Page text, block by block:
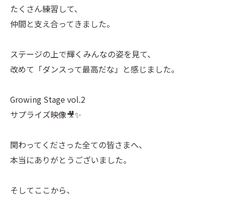
たくさん練習して、
仲間と支え合ってきました。
ステージの上で輝くみんなの姿を見て、
改めて「ダンスって最高だな」と感じました。
Growing Stage vol.2
サプライズ映像🎥✨
関わってくださった全ての皆さまへ、
本当にありがとうございました。
そしてここから、